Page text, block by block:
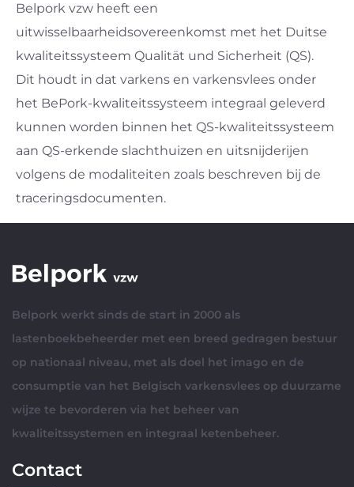
Belpork vzw heeft een
uitwisselbaarheidsovereenkomst met het Duitse
kwaliteitssysteem Qualität und Sicherheit (QS).
Dit houdt in dat varkens en varkensvlees onder
het BePork-kwaliteitssysteem integraal geleverd
kunnen worden binnen het QS-kwaliteitssysteem
aan QS-erkende slachthuizen en uitsnijderijen
volgens de modaliteiten zoals beschreven bij de
traceringsdocumenten.
Belpork werkt sinds de start in 2000 als
lastenboekbeheerder met een breed gedragen bestuur
op nationaal niveau, met als doel het imago en de
consumptie van het Belgisch varkensvlees op duurzame
wijze te bevorderen via het beheer van
kwaliteitssystemen en integraal ketenbeheer.
Contact